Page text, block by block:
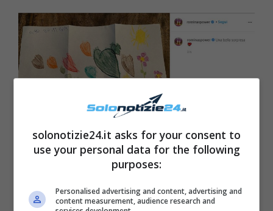
Romina Power fonte Instagram
Leggi anche —-> Romina Power fuga dalla
Puglia: l’ex di Albano stacca la spina
solonotizie24.it asks for your consent to
use your personal data for the following
purposes:
Personalised advertising and content, advertising and
content measurement, audience research and